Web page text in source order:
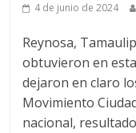
4 de junio de 2024
Reynosa,
obtuvieron en
dejaron en claro
Movimiento
nacional,